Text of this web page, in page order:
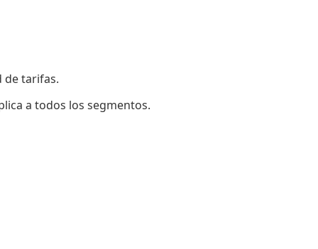
de tarifas.
a todos los segmentos.